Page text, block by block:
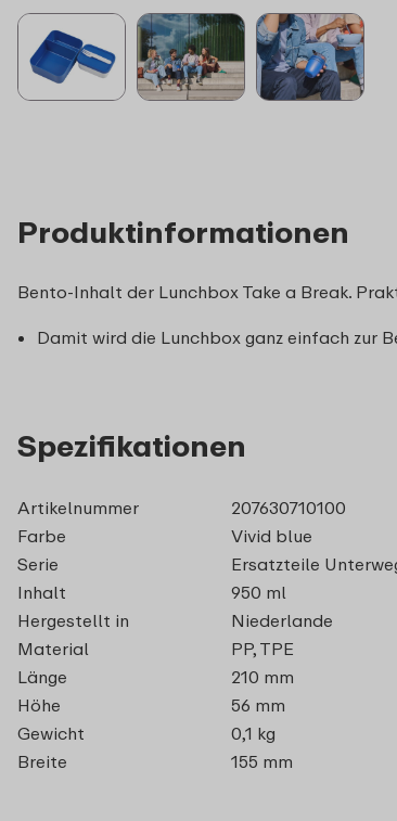
Produktinformationen
Bento-Inhalt der Lunchbox Take a Break.
Damit wird die Lunchbox ganz einfach zur
Spezifikationen
Artikelnummer
207630710100
Farbe
Vivid blue
Serie
Ersatzteile
Inhalt
950 ml
Hergestellt in
Niederlande
Material
PP, TPE
Länge
210 mm
Höhe
56 mm
Gewicht
0,1 kg
Breite
155 mm